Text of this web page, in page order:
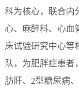
科为核心，联合内
心、麻醉科、心血
床试验研究中心等
队，为肥胖症患者
肪肝、2型糖尿病